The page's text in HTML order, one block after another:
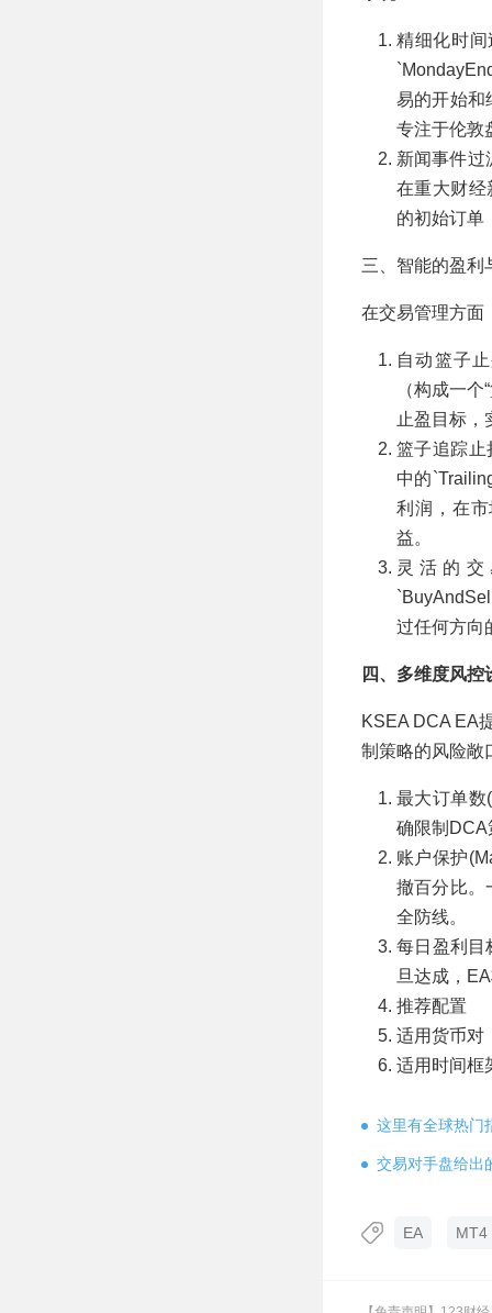
精细化时间
易的开始和
专注于伦敦
新闻事件过
在重大财经
的初始订单
三、智能的盈利
在交易管理方面
自动篮子
（构成一
止盈目标，
篮子追踪止
中的
利润，在
益。
灵活的交
过任何方向
四、多维度风控
KSEA DCA EA
制策略的风险敞
最大订单数
确限制DCA
账户保护
撤百分比。
全防线。
每日盈利目
旦达成，
推荐配置
适用货币对
适用时间框
这里有全球热门
交易对手盘给出
EA MT4